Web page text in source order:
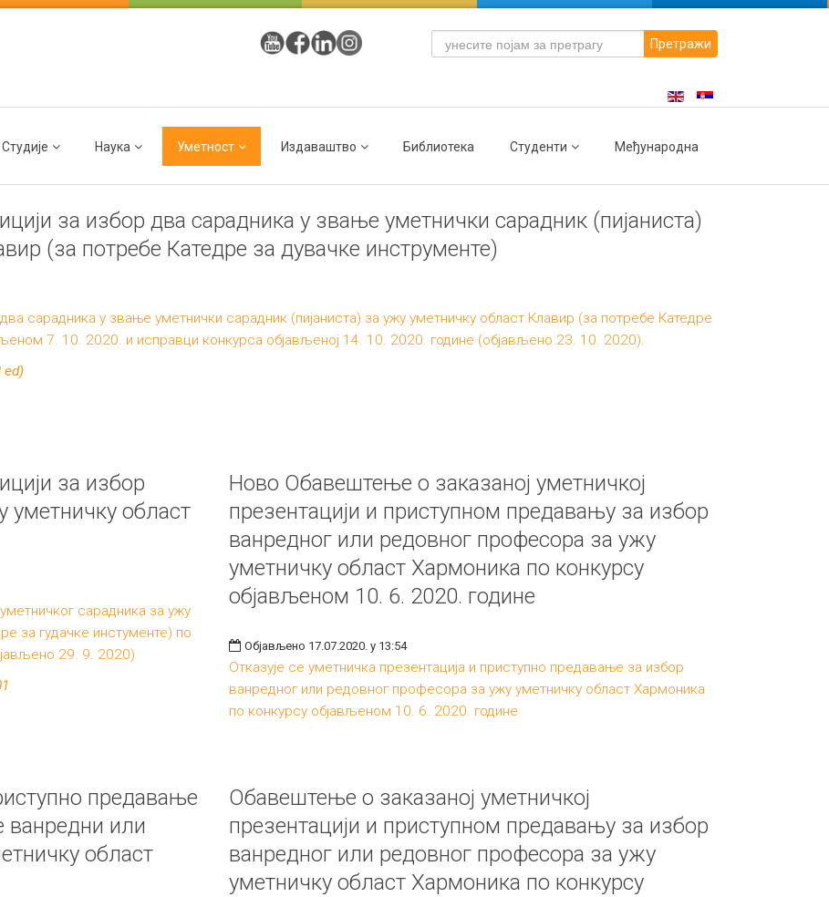
Претражи
Студије Наука Уметност Издаваштво Библиотека Студенти Међународна
за избор два сарадника у звање уметнички сарадник (пијаниста)
(за потребе Катедре за дувачке инструменте)
сарадника у звање уметнички сарадник (пијаниста) за ужу уметничку област Клавир (за потребе Катедре
7. 10. 2020. и исправци конкурса објављеној 14. 10. 2020. године (објављено 23. 10. 2020).
ed)
за избор
уметничку област
сарадника за ужу
за гудачке инстументе) по
29. 9. 2020)
Ново Обавештење о заказаној уметничкој
презентацији и приступном предавању за избор
ванредног или редовног професора за ужу
уметничку област Хармоника по конкурсу
објављеном 10. 6. 2020. године
Објављено 17.07.2020. у 13:54
Отказује се уметничка презентација и приступно предавање за избор
ванредног или редовног професора за ужу уметничку област Хармоника
по конкурсу објављеном 10. 6. 2020. године
предавање
ванредни или
област
Обавештење о заказаној уметничкој
презентацији и приступном предавању за избор
ванредног или редовног професора за ужу
уметничку област Хармоника по конкурсу